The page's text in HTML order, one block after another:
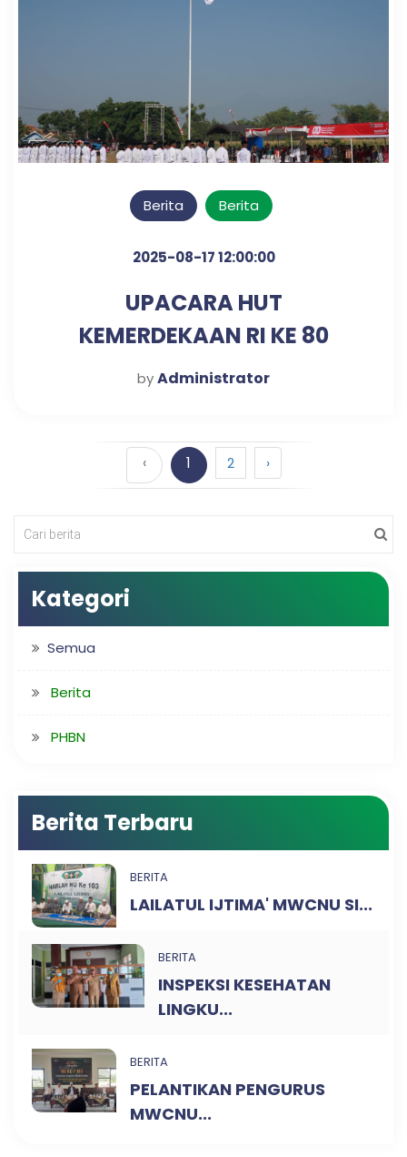
Berita Berita
2025-08-17 12:00:00
UPACARA HUT
KEMERDEKAAN RI KE 80
TAHUN
byAdministrator
‹ 1 2 ›
Kategori
Semua
Berita
PHBN
Berita Terbaru
BERITA
LAILATUL IJTIMA' MWCNU SI...
BERITA
INSPEKSI KESEHATAN
LINGKU...
BERITA
PELANTIKAN PENGURUS
MWCNU...